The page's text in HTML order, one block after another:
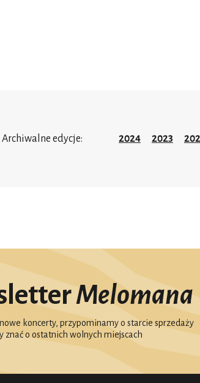
Archiwalne edycje: 2024 2023
Melomana
koncerty, przypominamy o starcie sprzedaży
znać o ostatnich wolnych miejscach